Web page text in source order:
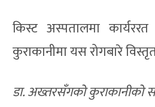
किस्ट अस्पतालमा
कुराकानीमा यस रोगबारे
डा. अख्तरसँगको कुराकानीको